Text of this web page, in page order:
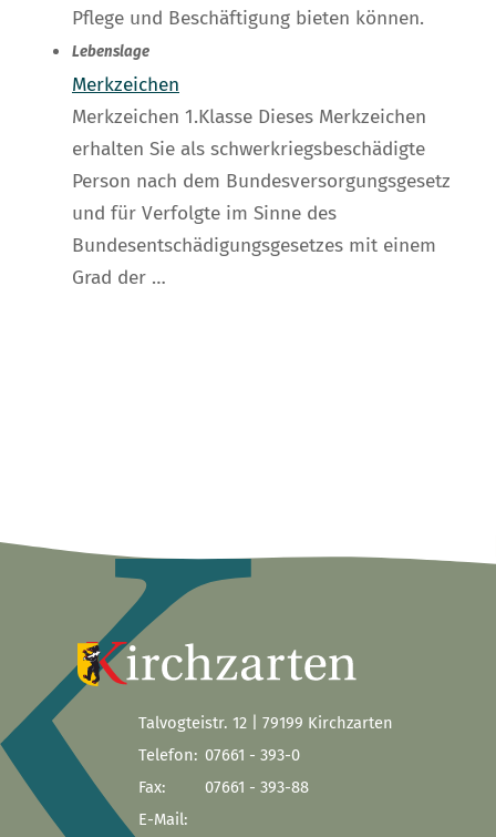
Pflege und Beschäftigung bieten können.
Lebenslage
Merkzeichen
Merkzeichen 1.Klasse Dieses Merkzeichen
erhalten Sie als schwerkriegsbeschädigte
Person nach dem Bundesversorgungsgesetz
und für Verfolgte im Sinne des
Bundesentschädigungsgesetzes mit einem
Grad der …
Talvogteistr. 12 | 79199 Kirchzarten
Telefon: 07661 - 393-0
Fax:
07661 - 393-88
E-Mail: